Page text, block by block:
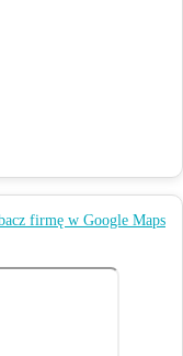
firmę w Google Maps